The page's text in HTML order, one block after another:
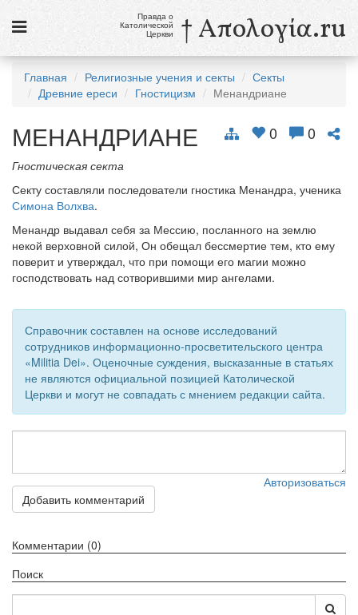
Новости
Католики в России
Галерея
Викторины
Ссылки
Религиозные учения и секты, справочник
Св. Доминик, священник
см. календарь
Обратная связь
mail@apologia.ru
Вход
Правда о
Католической
Церкви † Απολογία.ru
Главная Религиозные учения и секты
Секты
Древние ереси
Гностицизм Менандриане
0 0
МЕНАНДРИАНЕ
Гностическая секта
Секту составляли последователи гностика Менандра, ученика
Симона Волхва.
Менандр выдавал себя за Мессию, посланного на землю
некой верховной силой, Он обещал бессмертие тем, кто ему
поверит и утверждал, что при помощи его магии можно
господствовать над сотворившими мир ангелами.
Справочник составлен на основе исследований
сотрудников информационно-просветительского центра
«Militia Dei». Оценочные суждения, высказанные в статьях
не являются официальной позицией Католической
Церкви и могут не совпадать с мнением редакции сайта.
Авторизоваться
Добавить комментарий
Комментарии (0)
Поиск